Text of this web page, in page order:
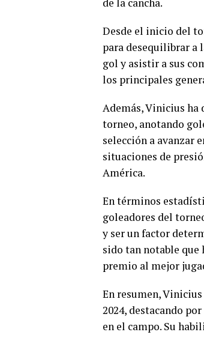
Desde el inicio del
para desequilibrar a
gol y asistir a sus
los principales
Además, Vinicius ha
torneo, anotando
selección a avanzar
situaciones de
América.
En términos
goleadores del
y ser un factor
sido tan notable que
premio al mejor
En resumen,
2024, destacando
en el campo. Su